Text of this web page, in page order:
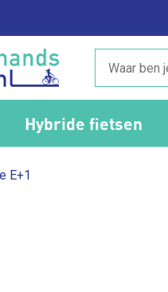
Hybride fietsen
E+1